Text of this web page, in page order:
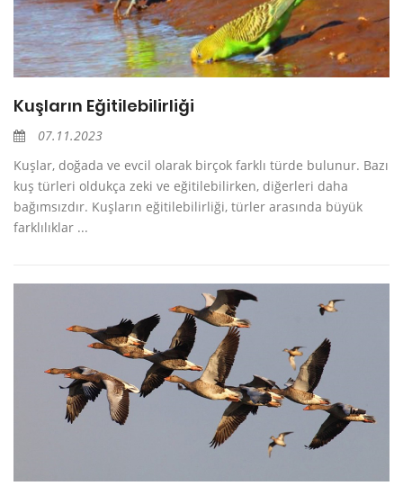
Kuşların Eğitilebilirliği
07.11.2023
Kuşlar, doğada ve evcil olarak birçok farklı türde bulunur. Bazı
kuş türleri oldukça zeki ve eğitilebilirken, diğerleri daha
bağımsızdır. Kuşların eğitilebilirliği, türler arasında büyük
farklılıklar ...